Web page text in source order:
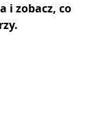
i zobacz, co